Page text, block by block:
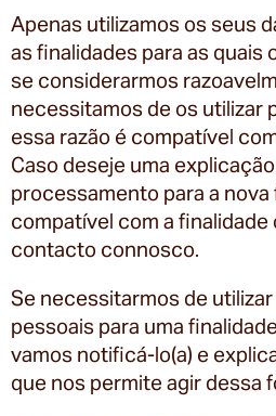
Apenas utilizamos os seus
as finalidades para as quais
se considerarmos
necessitamos de os utilizar
essa razão é compatível
Caso deseje uma
processamento para a nova
compatível com a finalidade
contacto connosco.
Se necessitarmos de
pessoais para uma
vamos notificá-lo(a) e
que nos permite agir dessa